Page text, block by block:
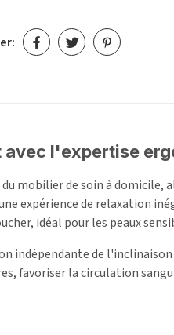
l'expertise
mobilier de soin à
expérience de relaxation
idéal pour les peaux
indépendante de
favoriser la circulation